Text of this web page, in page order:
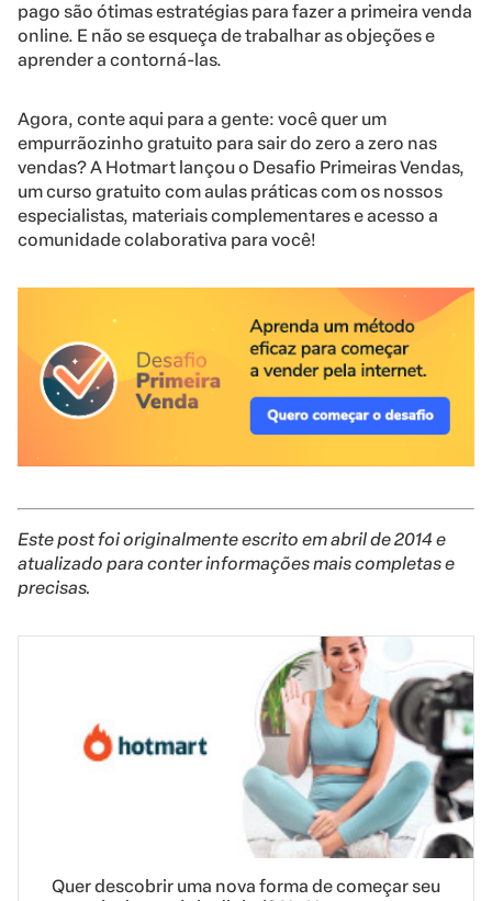
pago são ótimas estratégias para fazer a primeira venda
online. E não se esqueça de trabalhar as objeções e
aprender a contorná-las.
Agora, conte aqui para a gente: você quer um
empurrãozinho gratuito para sair do zero a zero nas
vendas? A Hotmart lançou o Desafio Primeiras Vendas,
um curso gratuito com aulas práticas com os nossos
especialistas, materiais complementares e acesso a
comunidade colaborativa para você!
Este post foi originalmente escrito em abril de 2014 e
atualizado para conter informações mais completas e
precisas.
Quer descobrir uma nova forma de começar seu